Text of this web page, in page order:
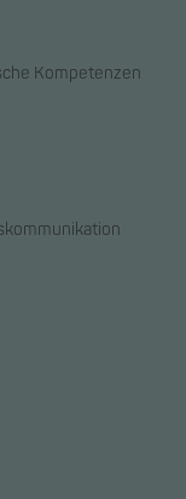
Kompetenzen